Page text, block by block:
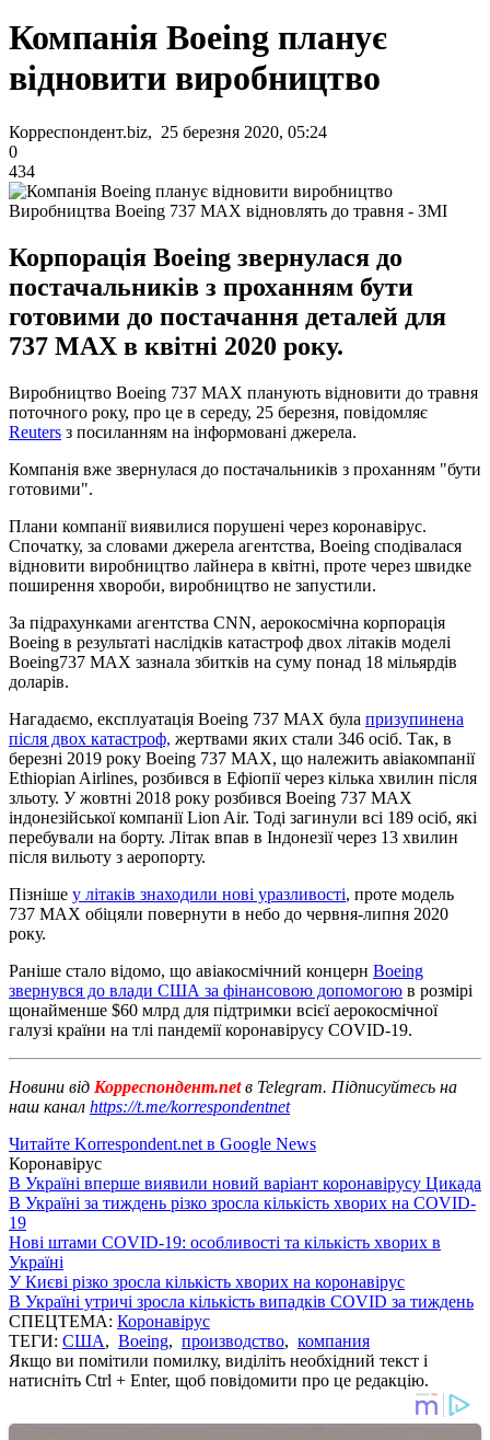
Компанія Boeing планує
відновити виробництво
Корреспондент.biz, 25 березня 2020, 05:24
0
434
Виробництва Boeing 737 МАХ відновлять до травня - ЗМІ
Корпорація Boeing звернулася до
постачальників з проханням бути
готовими до постачання деталей для
737 МАХ в квітні 2020 року.
Виробництво Boeing 737 MAX планують відновити до травня
поточного року, про це в середу, 25 березня, повідомляє
Reuters з посиланням на інформовані джерела.
Компанія вже звернулася до постачальників з проханням "бути
готовими".
Плани компанії виявилися порушені через коронавірус.
Спочатку, за словами джерела агентства, Boeing сподівалася
відновити виробництво лайнера в квітні, проте через швидке
поширення хвороби, виробництво не запустили.
За підрахунками агентства CNN, аерокосмічна корпорація
Boeing в результаті наслідків катастроф двох літаків моделі
Boeing737 MAX зазнала збитків на суму понад 18 мільярдів
доларів.
Нагадаємо, експлуатація Boeing 737 MAX була призупинена
після двох катастроф, жертвами яких стали 346 осіб. Так, в
березні 2019 року Boeing 737 MAX, що належить авіакомпанії
Ethiopian Airlines, розбився в Ефіопії через кілька хвилин після
зльоту. У жовтні 2018 року розбився Boeing 737 MAX
індонезійської компанії Lion Air. Тоді загинули всі 189 осіб, які
перебували на борту. Літак впав в Індонезії через 13 хвилин
після вильоту з аеропорту.
Пізніше у літаків знаходили нові уразливості, проте модель
737 MAX обіцяли повернути в небо до червня-липня 2020
року.
Раніше стало відомо, що авіакосмічний концерн Boeing
звернувся до влади США за фінансовою допомогою в розмірі
щонайменше $60 млрд для підтримки всієї аерокосмічної
галузі країни на тлі пандемії коронавірусу COVID-19.
Новини від Корреспондент.netв Telegram. Підписуйтесь на
наш канал https://t.me/korrespondentnet
Читайте Korrespondent.net в Google News
Коронавірус
В Україні вперше виявили новий варіант коронавірусу Цикада
В Україні за тиждень різко зросла кількість хворих на COVID-
19
Нові штами COVID-19: особливості та кількість хворих в
Україні
У Києві різко зросла кількість хворих на коронавірус
В Україні утричі зросла кількість випадків COVID за тиждень
СПЕЦТЕМА: Коронавірус
ТЕГИ: США, Boeing, производство, компания
Якщо ви помітили помилку, виділіть необхідний текст і
натисніть Ctrl + Enter, щоб повідомити про це редакцію.